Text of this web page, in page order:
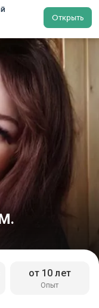
Открыть
Петербурге
Опыт
от 10 лет